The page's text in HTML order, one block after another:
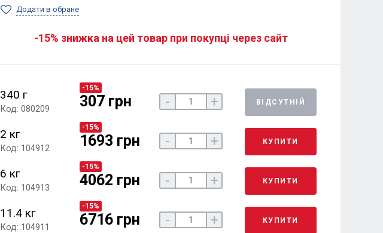
Додати в обране
-15% знижка на цей товар при покупці через сайт
340 г
Код: 080209
-15%
307 грн - + ВІДСУТНІЙ
2 кг
Код: 104912
-15%
1693 грн - + КУПИТИ
6 кг
Код: 104913
-15%
4062 грн - + КУПИТИ
11.4 кг
Код: 104911
-15%
6716 грн - + КУПИТИ